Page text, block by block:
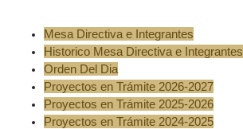
Mesa Directiva e Integrantes
Historico Mesa Directiva e Integrantes
Orden Del Dia
Proyectos en Trámite 2026-2027
Proyectos en Trámite 2025-2026
Proyectos en Trámite 2024-2025